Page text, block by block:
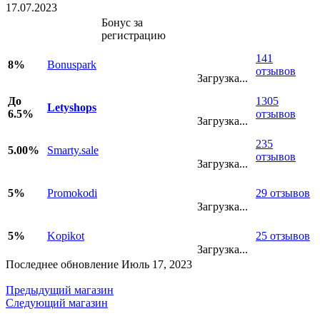
17.07.2023
Бонус за
регистрацию
8%
Bonuspark
Загрузка...
141
отзывов
До
6.5%
Letyshops
Загрузка...
1305
отзывов
5.00%
Smarty.sale
Загрузка...
235
отзывов
5%
Promokodi
Загрузка...
29 отзывов
5%
Kopikot
Загрузка...
25 отзывов
Последнее обновление Июль 17, 2023
Предыдущий магазин
Следующий магазин